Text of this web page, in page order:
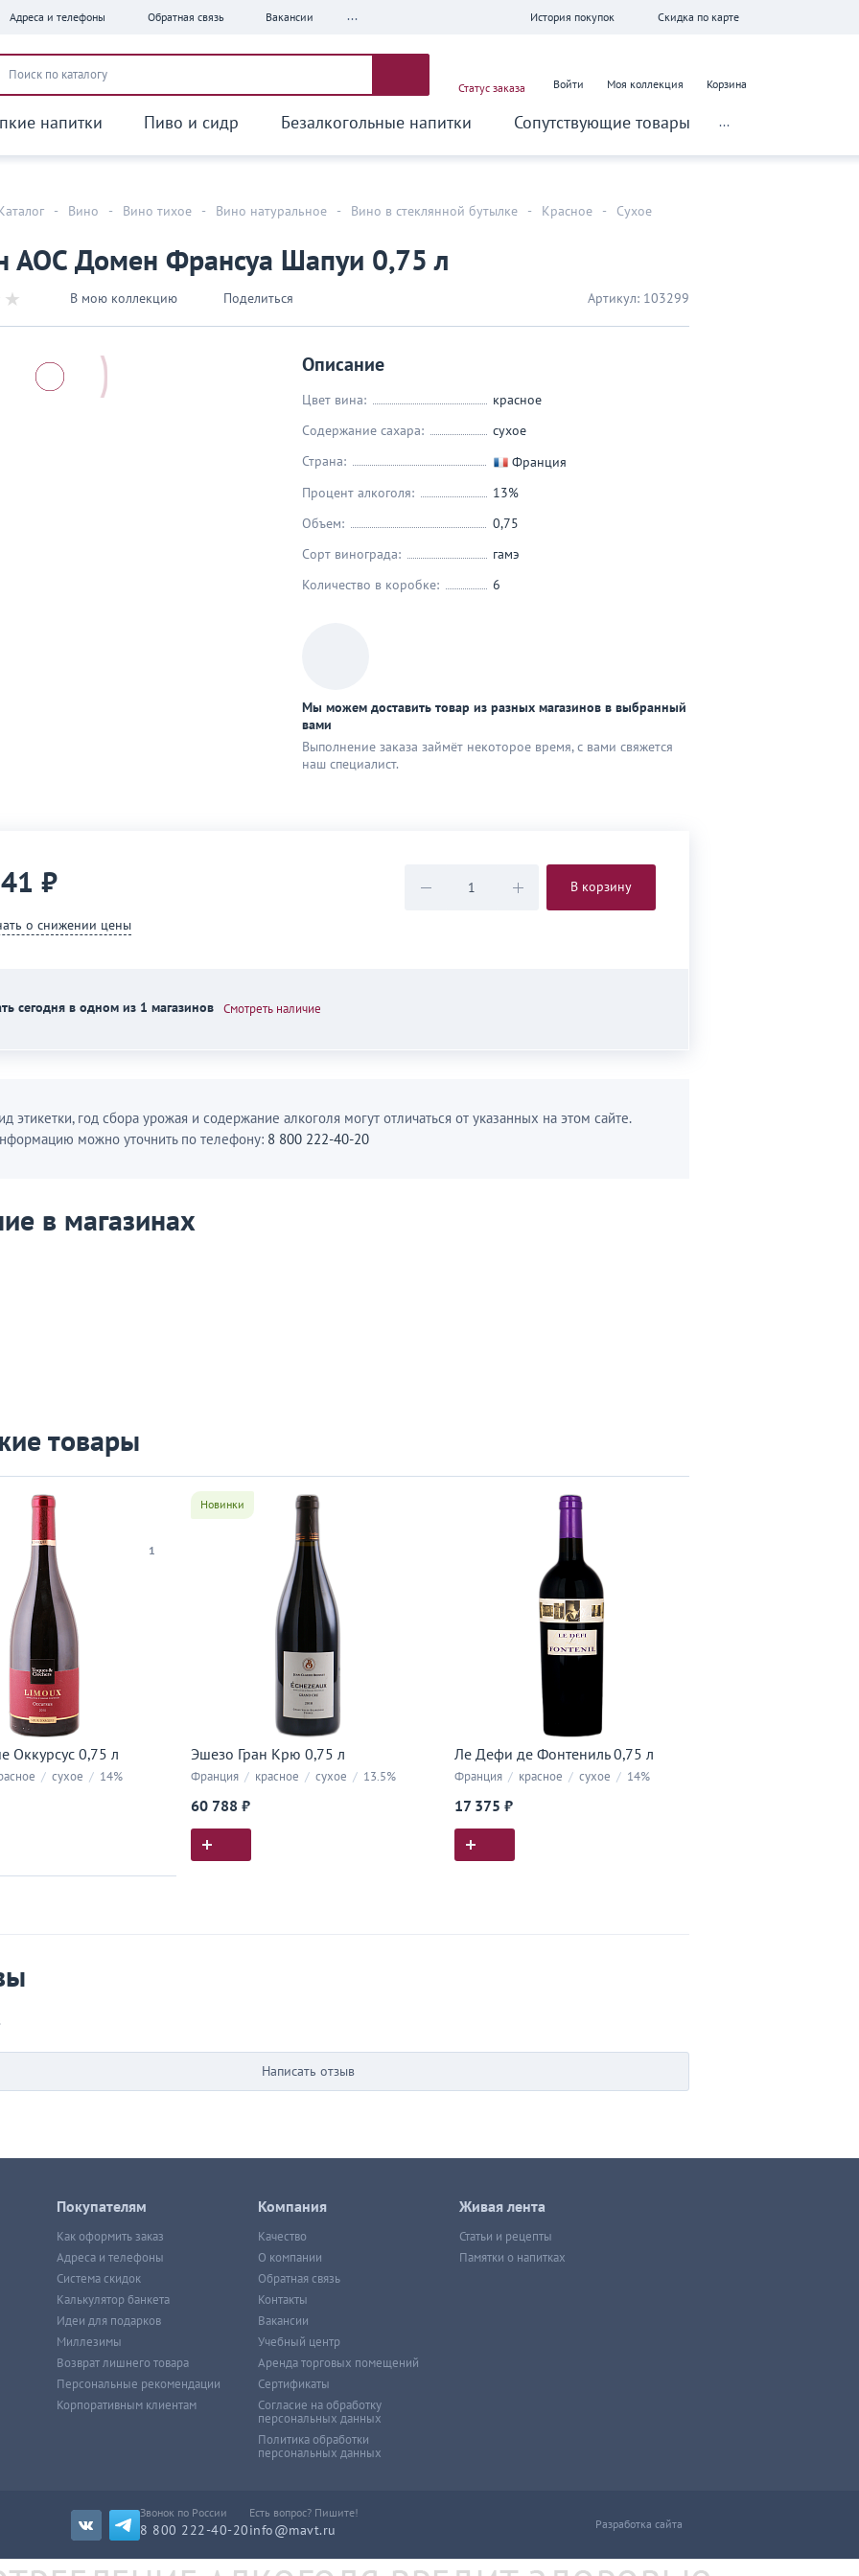
Адреса и телефоны Обратная связь Вакансии ... История покупок Скидка по карте
Статус заказа Войти Моя коллекция Корзина
напитки Пиво и сидр Безалкогольные напитки Сопутствующие товары ...
- Вино - Вино тихое - Вино натуральное - Вино в стеклянной бутылке - Красное -
Сухое
АОС Домен Франсуа Шапуи 0,75 л
В мою коллекцию Поделиться Артикул: 103299
Описание
Цвет вина:
красное
Содержание сахара:
сухое
Страна:
Франция
Процент алкоголя:
13%
Объем:
0,75
Сорт винограда:
гамэ
Количество в коробке:
6
Мы можем доставить товар из разных магазинов в выбранный
вами
Выполнение заказа займёт некоторое время, с вами свяжется
наш специaлист.
₽
о снижении цены
В корзину
сегодня в одном из 1 магазинов Смотреть наличие
этикетки, год сбора урожая и содержание алкоголя могут отличаться от указанных на этом сайте.
можно уточнить по телефону: 8 800 222-40-20
в магазинах
товары
1
Оккурсус 0,75 л
/ сухое / 14%
Новинки
Эшезо Гран Крю 0,75 л
Франция / красное / сухое / 13.5%
60 788 ₽
Ле Дефи де Фонтениль 0,75 л
Франция / красное / сухое / 14%
17 375 ₽
Написать отзыв
Покупателям
Как оформить заказ
Адреса и телефоны
Система скидок
Калькулятор банкета
Идеи для подарков
Миллезимы
Возврат лишнего товара
Персональные рекомендации
Корпоративным клиентам
Компания
Качество
О компании
Обратная связь
Контакты
Вакансии
Учебный центр
Аренда торговых помещений
Сертификаты
Согласие на обработку
персональных данных
Политика обработки
персональных данных
Живая лента
Статьи и рецепты
Памятки о напитках
Звонок по России
8 800 222-40-20
Есть вопрос? Пишите!
info@mavt.ru Разработка сайта